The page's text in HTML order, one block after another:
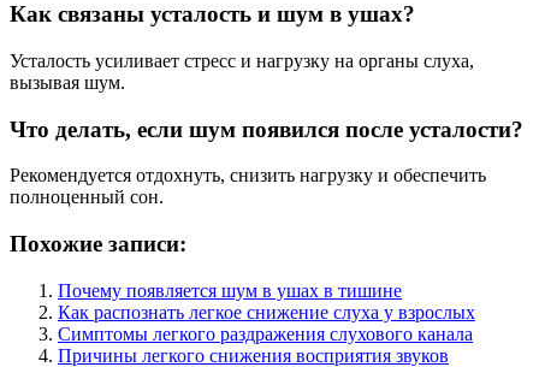
Как связаны усталость и шум в ушах?
Усталость усиливает стресс и нагрузку на органы слуха,
вызывая шум.
Что делать, если шум появился после усталости?
Рекомендуется отдохнуть, снизить нагрузку и обеспечить
полноценный сон.
Похожие записи:
Почему появляется шум в ушах в тишине
Как распознать легкое снижение слуха у взрослых
Симптомы легкого раздражения слухового канала
Причины легкого снижения восприятия звуков